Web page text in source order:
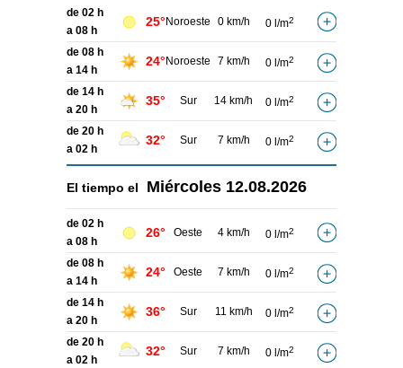
de 02 h
a 08 h
25° Noroeste 0 km/h 0 l/m2
de 08 h
a 14 h
24° Noroeste 7 km/h 0 l/m2
de 14 h
a 20 h
35° Sur 14 km/h 0 l/m2
de 20 h
a 02 h
32° Sur 7 km/h 0 l/m2
El tiempo el Miércoles 12.08.2026
de 02 h
a 08 h
26° Oeste 4 km/h 0 l/m2
de 08 h
a 14 h
24° Oeste 7 km/h 0 l/m2
de 14 h
a 20 h
36° Sur 11 km/h 0 l/m2
de 20 h
a 02 h
32° Sur 7 km/h 0 l/m2